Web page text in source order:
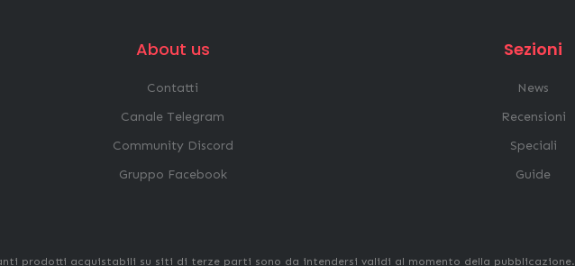
About us
Contatti
Canale Telegram
Community Discord
Gruppo Facebook
Sezioni
News
Recensioni
Speciali
Guide
prodotti acquistabili su siti di terze parti sono da intendersi validi al momento della pubblicazione.